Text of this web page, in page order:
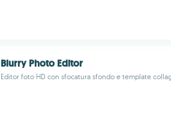
Blurry Photo Editor
Editor foto HD con sfocatura sfondo e template